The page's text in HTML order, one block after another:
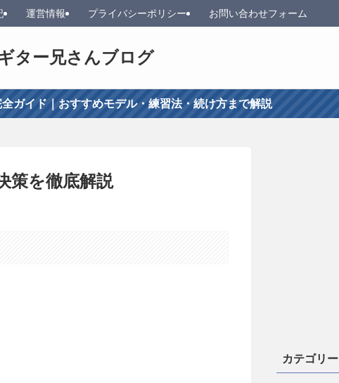
ター兄さんブログ
運営情報 プライバシーポリシー お問い合わせフォーム
ガイド｜おすすめモデル・練習法・続け方まで解説
策を徹底解説
カテゴリー